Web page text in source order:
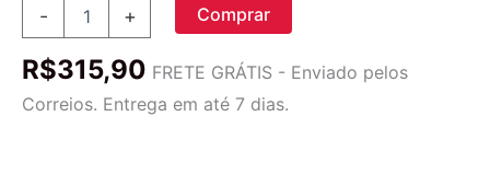
-
Animal
Universal
+ Comprar
R$315,90 FRETE GRÁTIS - Enviado pelos
Correios. Entrega em até 7 dias.